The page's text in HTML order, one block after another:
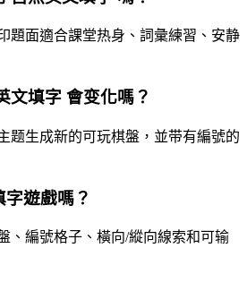
題面適合課堂热身、詞彙練習、安静
文填字 會变化嗎？
题生成新的可玩棋盤，並带有編號的
遊戲嗎？
、編號格子、橫向/縱向線索和可输